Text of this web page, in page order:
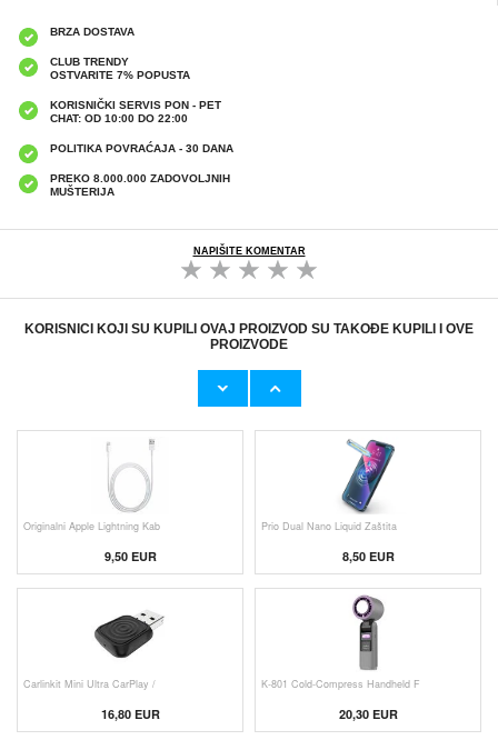
BRZA DOSTAVA
CLUB TRENDY
OSTVARITE 7% POPUSTA
KORISNIČKI SERVIS PON - PET
CHAT: OD 10:00 DO 22:00
POLITIKA POVRAĆAJA - 30 DANA
PREKO 8.000.000 ZADOVOLJNIH
MUŠTERIJA
NAPIŠITE KOMENTAR
KORISNICI KOJI SU KUPILI OVAJ PROIZVOD SU TAKOĐE KUPILI I OVE
PROIZVODE
HHW 660W GaN 10-Port USB-C Cha
Originalni Apple Lightning Kab
9,50 EUR
Prio Dual Nano Liquid Zaštita
8,50 EUR
Carlinkit Mini Ultra CarPlay /
16,80 EUR
K-801 Cold-Compress Handheld F
20,30 EUR